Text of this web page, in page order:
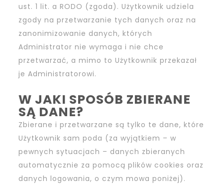
ust. 1 lit. a RODO (zgoda). Użytkownik udziela
zgody na przetwarzanie tych danych oraz na
zanonimizowanie danych, których
Administrator nie wymaga i nie chce
przetwarzać, a mimo to Użytkownik przekazał
je Administratorowi.
W JAKI SPOSÓB ZBIERANE
SĄ DANE?
Zbierane i przetwarzane są tylko te dane, które
Użytkownik sam poda (za wyjątkiem – w
pewnych sytuacjach – danych zbieranych
automatycznie za pomocą plików cookies oraz
danych logowania, o czym mowa poniżej).